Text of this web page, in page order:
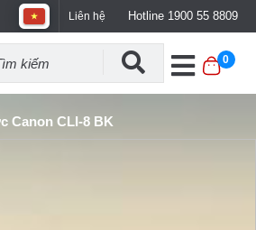
Liên hệ Hotline 1900 55 8809
0
Canon CLI-8 BK